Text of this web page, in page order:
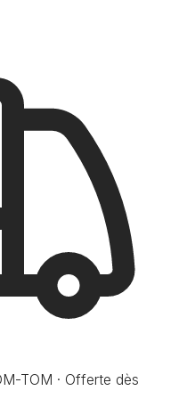
TOM · Offerte dès